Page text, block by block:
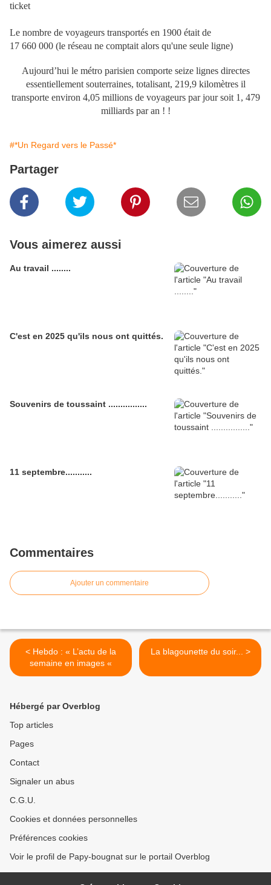
ticket
Le nombre de voyageurs transportés en 1900 était de
17 660 000 (le réseau ne comptait alors qu'une seule ligne)
Aujourd’hui le métro parisien comporte seize lignes directes
essentiellement souterraines, totalisant, 219,9 kilomètres il
transporte environ 4,05 millions de voyageurs par jour soit 1, 479
milliards par an ! !
#*Un Regard vers le Passé*
Partager
Vous aimerez aussi
Au travail ........
C'est en 2025 qu'ils nous ont quittés.
Souvenirs de toussaint ................
11 septembre...........
Commentaires
Ajouter un commentaire
< Hebdo : « L’actu de la
semaine en images «
La blagounette du soir... >
Hébergé par Overblog
Top articles
Pages
Contact
Signaler un abus
C.G.U.
Cookies et données personnelles
Préférences cookies
Voir le profil de Papy-bougnat sur le portail Overblog